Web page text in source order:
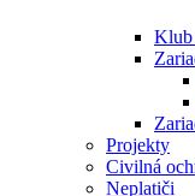
Klub
Projekty
Civilná
Neplatiči